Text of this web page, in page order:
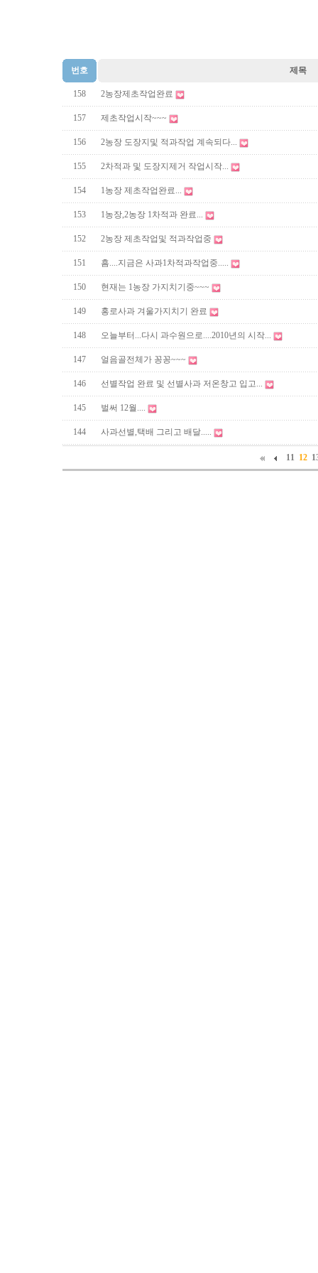
번호 제목
158 2농장제초작업완료
157 제초작업시작~~~
156 2농장 도장지및 적과작업 계속되다...
155 2차적과 및 도장지제거 작업시작...
154 1농장 제초작업완료...
153 1농장,2농장 1차적과 완료...
152 2농장 제초작업및 적과작업중
151 흠....지금은 사과1차적과작업중.....
150 현재는 1농장 가지치기중~~~
149 홍로사과 겨울가지치기 완료
148 오늘부터...다시 과수원으로....2010년의 시작...
147 얼음골전체가 꽁꽁~~~
146 선별작업 완료 및 선별사과 저온창고 입고...
145 벌써 12월....
144 사과선별,택배 그리고 배달.....
11 12